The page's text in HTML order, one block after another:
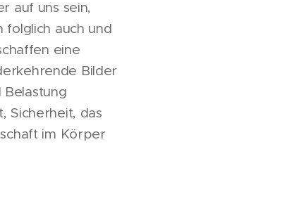
auf uns sein,
folglich auch und
eine
Bilder
Sicherheit, das
im Körper